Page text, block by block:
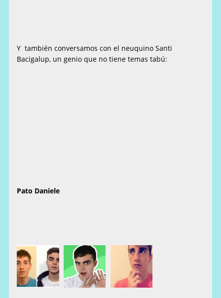
Y también conversamos con el neuquino Santi
Bacigalup, un genio que no tiene temas tabú:
Pato Daniele